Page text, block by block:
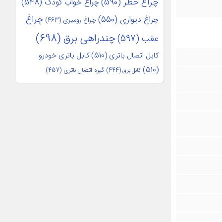
چراغ خواب کودک (548)
چراغ دیواری (550) چراغ رومیزی (463)
چراغ
عقب (597) چندراهی برق(698)
کابل اتصال باتری (510)
کابل باتری خودرو
(510)
کابل برق(444) گیره اتصال باتری (457)